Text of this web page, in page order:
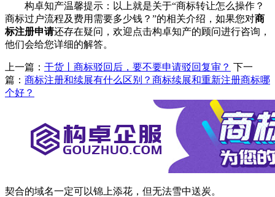
构卓知产温馨提示：以上就是关于“商标转让怎么操作？
商标过户流程及费用需要多少钱？”的相关介绍，如果您对商
标注册申请还存在疑问，欢迎点击构卓知产的顾问进行咨询，
他们会给您详细的解答。
上一篇： 干货丨商标驳回后，要不要申请驳回复审？ 下一
篇： 商标注册和续展有什么区别？商标续展和重新注册商标哪
个好？
契合的域名一定可以锦上添花，但无法雪中送炭。